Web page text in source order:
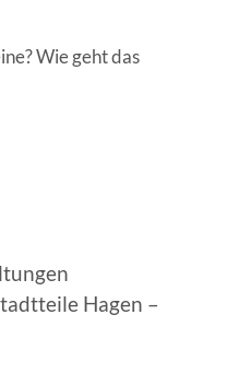
Wie geht das
Hagen –